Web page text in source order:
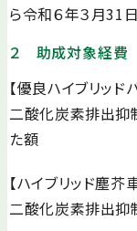
ら令和６年３月31
２ 助成対象経費
【優良ハイブリッド
二酸化炭素排出抑
た額
【ハイブリッド塵芥
二酸化炭素排出抑